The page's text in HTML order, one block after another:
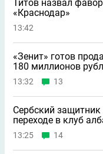
Титов назвал
«Краснодар»
13:42
«Зенит» готов
180 миллионов
13:32 13
Сербский
переходе в клуб
13:25 14